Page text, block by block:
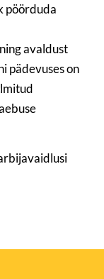
pöörduda
avaldust
pädevuses on